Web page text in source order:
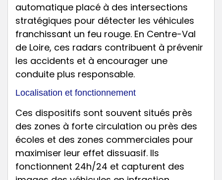
automatique placé à des intersections
stratégiques pour détecter les véhicules
franchissant un feu rouge. En Centre-Val
de Loire, ces radars contribuent à prévenir
les accidents et à encourager une
conduite plus responsable.
Localisation et fonctionnement
Ces dispositifs sont souvent situés près
des zones à forte circulation ou près des
écoles et des zones commerciales pour
maximiser leur effet dissuasif. Ils
fonctionnent 24h/24 et capturent des